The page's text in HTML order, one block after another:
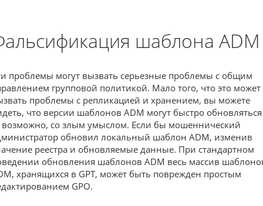
шаблона ADM
проблемы могут вызвать серьезные проблемы с общим
групповой политикой. Мало того, что это может
проблемы с репликацией и хранением, вы можете
что версии шаблонов ADM могут быстро обновляться
со злым умыслом. Если бы мошеннический
обновил локальный шаблон ADM, изменив
реестра и обновляемые данные. При стандартном
обновления шаблонов ADM весь массив
хранящихся в GPT, может быть поврежден простым
GPO.